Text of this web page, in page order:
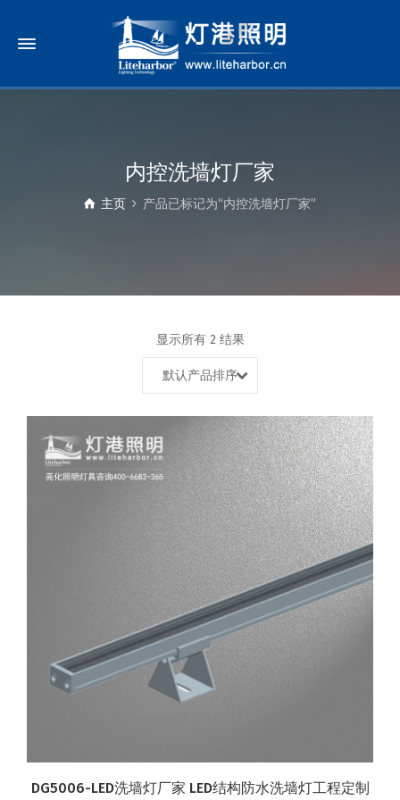
内控洗墙灯厂家
主页 产品已标记为“内控洗墙灯厂家”
显示所有 2 结果
默认产品排序
DG5006-LED洗墙灯厂家 LED结构防水洗墙灯工程定制